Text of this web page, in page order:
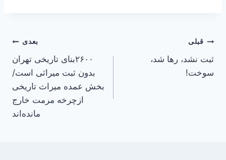
راهبری
نوشته
قبلی
ثبت نشد، رها شد،
سوخت!
بعدی
۲۶۰۰بنای تاریخی تهران
بدون ثبت میراثی است/
بخش عمده میراث تاریخی
ازچرخه مرمت خارج
مانده‌اند